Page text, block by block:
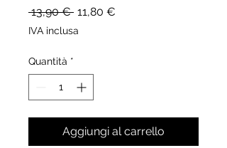
13,90 € Prezzo
11,80 €
IVA inclusa
Quantità *
Aggiungi al carrello